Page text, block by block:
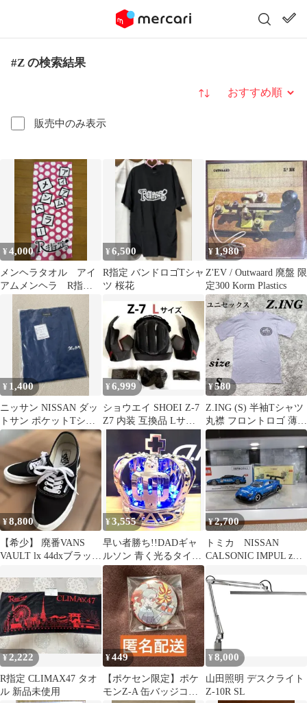
#Z の検索結果
販売中のみ表示
並び替え
¥4,000
メンヘラタオル アイ
アムメンヘラ R指
¥6,500
R指定 バンドロゴTシャ
ツ 桜花
¥ 1,980
Z'EV / Outwaard 廃盤 限
定300 Korm Plastics
¥ 1,400
ニッサン NISSAN ダッ
トサン ポケットTシャ
ツ ネイビー 3Lサイズ
¥ 6,999
ショウエイ SHOEI Z-7
Z7 内装 互換品 Lサイ
¥580
Z.ING (S) 半袖Tシャツ
丸襟 フロントロゴ 薄手
ユニセックス
¥8,800
【希少】 廃番VANS
VAULT lx 44dxブラック
¥3,555
早い者勝ち!!DADギャ
ルソン 青く光るタイプ
クラウンUSB電源コー
ド
¥2,700
トミカ NISSAN
CALSONIC IMPUL z
¥2,222
R指定 CLIMAX47 タオ
ル 新品未使用
¥449
【ポケセン限定】ポケ
モンZ-A 缶バッジコレ
¥8,000
山田照明 デスクライト
Z-10R SL